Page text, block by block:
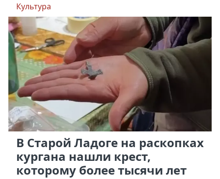
Культура
В Старой Ладоге на раскопках
кургана нашли крест,
которому более тысячи лет